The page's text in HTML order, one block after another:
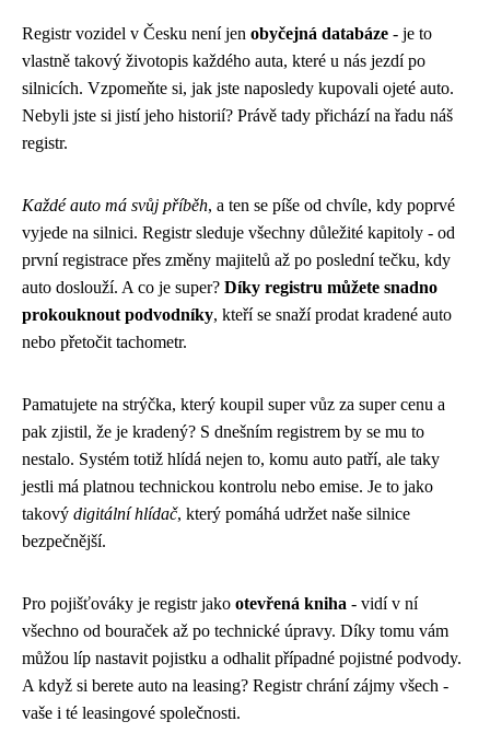
Registr vozidel v Česku není jen obyčejná databáze - je to
vlastně takový životopis každého auta, které u nás jezdí po
silnicích. Vzpomeňte si, jak jste naposledy kupovali ojeté auto.
Nebyli jste si jistí jeho historií? Právě tady přichází na řadu náš
registr.
Každé auto má svůj příběh, a ten se píše od chvíle, kdy poprvé
vyjede na silnici. Registr sleduje všechny důležité kapitoly - od
první registrace přes změny majitelů až po poslední tečku, kdy
auto doslouží. A co je super? Díky registru můžete snadno
prokouknout podvodníky, kteří se snaží prodat kradené auto
nebo přetočit tachometr.
Pamatujete na strýčka, který koupil super vůz za super cenu a
pak zjistil, že je kradený? S dnešním registrem by se mu to
nestalo. Systém totiž hlídá nejen to, komu auto patří, ale taky
jestli má platnou technickou kontrolu nebo emise. Je to jako
takový digitální hlídač, který pomáhá udržet naše silnice
bezpečnější.
Pro pojišťováky je registr jako otevřená kniha - vidí v ní
všechno od bouraček až po technické úpravy. Díky tomu vám
můžou líp nastavit pojistku a odhalit případné pojistné podvody.
A když si berete auto na leasing? Registr chrání zájmy všech -
vaše i té leasingové společnosti.